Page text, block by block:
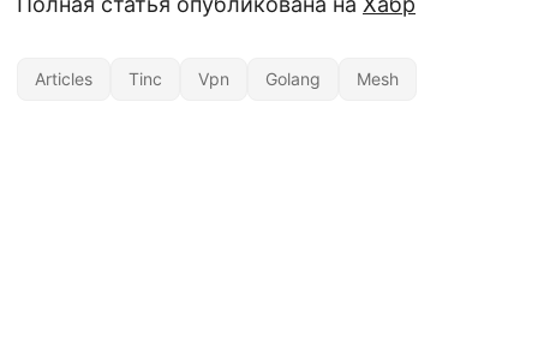
Articles Tinc Vpn Golang Mesh